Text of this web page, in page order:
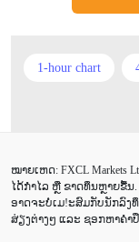
1-hour chart
Buy Stop CAD
Canadian dollar
ໝາຍເຫດ: FXCL Markets
ໄດ້ກຳໄລ ຫຼື ຂາດທຶນຫຼາຍຂື້ນ
ອາດຈະບໍ່ເມ!ະສົມກັບນັກລົງທຶ
ສ່ຽງຕ່າງໆ ແລະ ຊອກຫາຄຳປຶ